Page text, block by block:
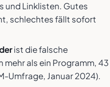
und Linklisten. Gutes
schlechtes fällt sofort
ist die falsche
mehr als ein Programm, 43
Umfrage, Januar 2024).